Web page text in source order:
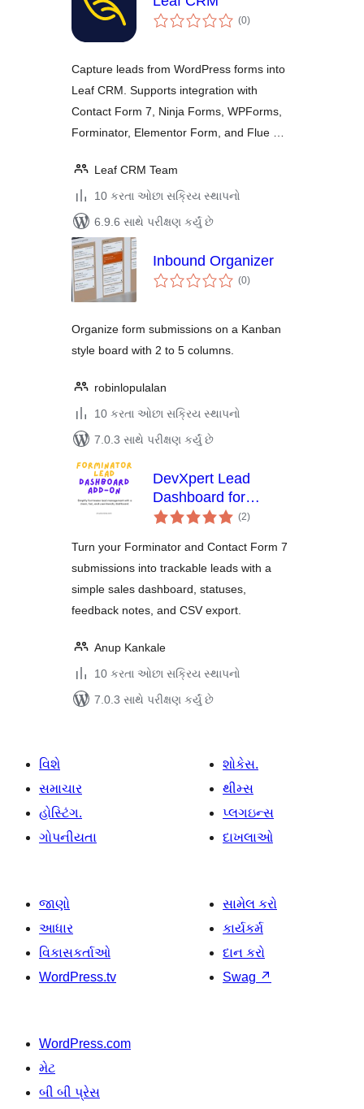
(0કુલ
રેટિંગ્સ
)
Capture leads from WordPress forms into
Leaf CRM. Supports integration with
Contact Form 7, Ninja Forms, WPForms,
Forminator, Elementor Form, and Flue …
Leaf CRM Team
10 કરતા ઓછા સક્રિય સ્થાપનો
6.9.6 સાથે પરીક્ષણ કર્યું છે
Inbound Organizer
(0કુલ
રેટિંગ્સ
)
Organize form submissions on a Kanban
style board with 2 to 5 columns.
robinlopulalan
10 કરતા ઓછા સક્રિય સ્થાપનો
7.0.3 સાથે પરીક્ષણ કર્યું છે
DevXpert Lead
Dashboard for
Forminator & Contact
(2કુલ
રેટિંગ્સ
)
Turn your Forminator and Contact Form 7
submissions into trackable leads with a
simple sales dashboard, statuses,
feedback notes, and CSV export.
Anup Kankale
10 કરતા ઓછા સક્રિય સ્થાપનો
7.0.3 સાથે પરીક્ષણ કર્યું છે
વિશે
સમાચાર
હોસ્ટિંગ.
ગોપનીયતા
શોકેસ.
થીમ્સ
પ્લગઇન્સ
દાખલાઓ
જાણો
આધાર
વિકાસકર્તાઓ
WordPress.tv
સામેલ કરો
કાર્યકર્મ
દાન કરો
Swag ↗
WordPress.com
મેટ
બી બી પ્રેસ